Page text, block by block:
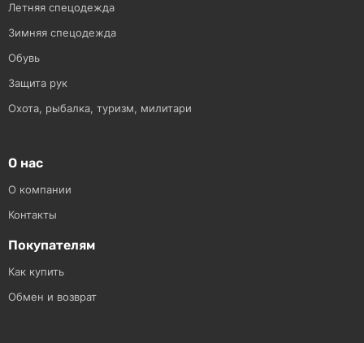
Летняя спецодежда
Зимняя спецодежда
Обувь
Защита рук
Охота, рыбалка, туризм, милитари
О нас
О компании
Контакты
Покупателям
Как купить
Обмен и возврат